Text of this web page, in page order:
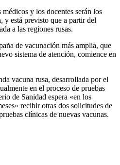
y los docentes serán los
y está previsto que a partir del
a las regiones rusas.
de vacunación más amplia, que
sistema de atención, comience en
vacuna rusa, desarrollada por el
en el proceso de pruebas
de Sanidad espera «en los
recibir otras dos solicitudes de
clínicas de nuevas vacunas.